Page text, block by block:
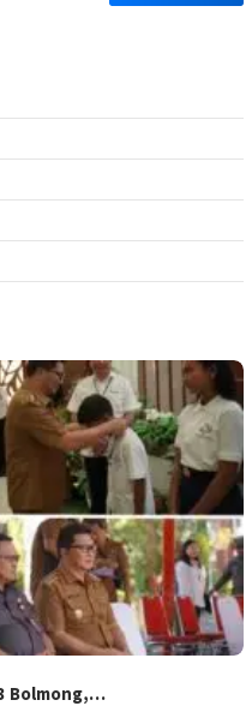
Bolmong,…